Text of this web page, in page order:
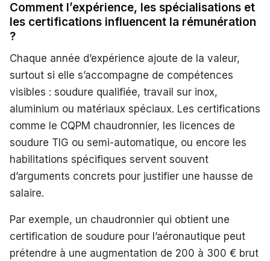
Comment l’expérience, les spécialisations et
les certifications influencent la rémunération
?
Chaque année d’expérience ajoute de la valeur,
surtout si elle s’accompagne de compétences
visibles : soudure qualifiée, travail sur inox,
aluminium ou matériaux spéciaux. Les certifications
comme le CQPM chaudronnier, les licences de
soudure TIG ou semi-automatique, ou encore les
habilitations spécifiques servent souvent
d’arguments concrets pour justifier une hausse de
salaire.
Par exemple, un chaudronnier qui obtient une
certification de soudure pour l’aéronautique peut
prétendre à une augmentation de 200 à 300 € brut